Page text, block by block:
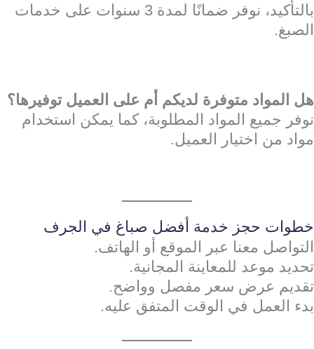
بالتأكيد، نوفر ضمانًا لمدة 3 سنوات على خدمات
الصبغ.
هل المواد متوفرة لديكم أم على العميل توفيرها؟
نوفر جميع المواد المطلوبة، كما يمكن استخدام
مواد من اختيار العميل.
خطوات حجز خدمة أفضل صباغ في الجرف
التواصل معنا عبر الموقع أو الهاتف.
تحديد موعد للمعاينة المجانية.
تقديم عرض سعر مفصل وواضح.
بدء العمل في الوقت المتفق عليه.